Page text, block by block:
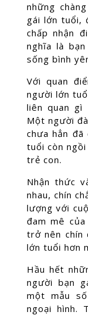
những
gái lớn tuổi,
chấp nhận
nghĩa là
sống bình
Với quan
người lớn
liên quan gì
Một người
chưa hẳn đã
tuổi còn
trẻ con.
Nhận thức
nhau, chín
lượng với
đam mê
trở nên chín
lớn tuổi hơn
Hầu hết
người bạn
một mẫu
ngoại hình.